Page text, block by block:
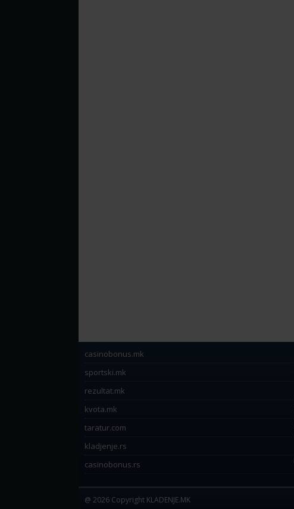
casinobonus.mk
sportski.mk
rezultat.mk
kvota.mk
taratur.com
kladjenje.rs
casinobonus.rs
@ 2026 Copyright KLADENJE.MK